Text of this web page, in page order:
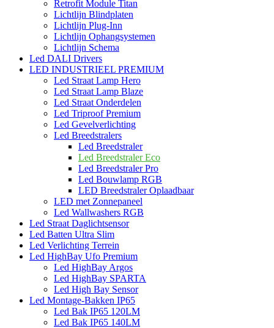
Retrofit Module Titan
Lichtlijn Blindplaten
Lichtlijn Plug-Inn
Lichtlijn Ophangsystemen
Lichtlijn Schema
Led DALI Drivers
LED INDUSTRIEEL PREMIUM
Led Straat Lamp Hero
Led Straat Lamp Blaze
Led Straat Onderdelen
Led Triproof Premium
Led Gevelverlichting
Led Breedstralers
Led Breedstraler
Led Breedstraler Eco
Led Breedstraler Pro
Led Bouwlamp RGB
LED Breedstraler Oplaadbaar
LED met Zonnepaneel
Led Wallwashers RGB
Led Straat Daglichtsensor
Led Batten Ultra Slim
Led Verlichting Terrein
Led HighBay Ufo Premium
Led HighBay Argos
Led HighBay SPARTA
Led High Bay Sensor
Led Montage-Bakken IP65
Led Bak IP65 120LM
Led Bak IP65 140LM